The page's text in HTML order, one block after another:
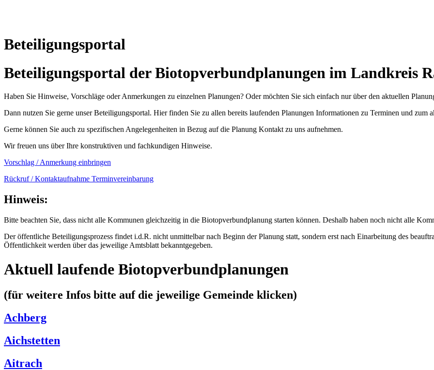
Beteiligungsportal
Beteiligungsportal der Biotopverbundplanungen im Landkreis
Haben Sie Hinweise, Vorschläge oder Anmerkungen zu einzelnen Planungen? Oder möchten Sie sich einfach nur über den aktuellen
Dann nutzen Sie gerne unser Beteiligungsportal. Hier finden Sie zu allen bereits laufenden Planungen Informationen zu Terminen und zum
Gerne können Sie auch zu spezifischen Angelegenheiten in Bezug auf die Planung Kontakt zu uns aufnehmen.
Wir freuen uns über Ihre konstruktiven und fachkundigen Hinweise.
Vorschlag / Anmerkung einbringen
Rückruf / Kontaktaufnahme Terminvereinbarung
Hinweis:
Bitte beachten Sie, dass nicht alle Kommunen gleichzeitig in die Biotopverbundplanung starten können. Deshalb haben noch nicht alle
Der öffentliche Beteiligungsprozess findet i.d.R. nicht unmittelbar nach Beginn der Planung statt, sondern erst nach Einarbeitung des
Öffentlichkeit werden über das jeweilige Amtsblatt bekanntgegeben.
Aktuell laufende Biotopverbundplanungen
(für weitere Infos bitte auf die jeweilige Gemeinde klicken)
Achberg
Aichstetten
Aitrach